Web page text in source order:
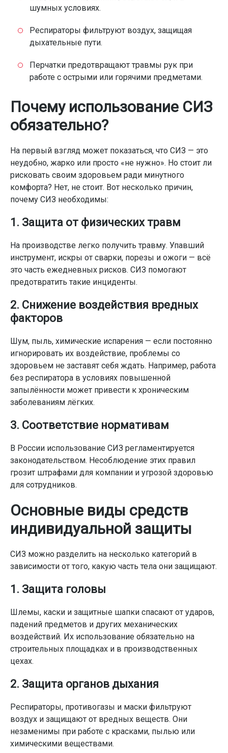
шумных условиях.
Респираторы фильтруют воздух, защищая
дыхательные пути.
Перчатки предотвращают травмы рук при
работе с острыми или горячими предметами.
Почему использование СИЗ
обязательно?
На первый взгляд может показаться, что СИЗ — это
неудобно, жарко или просто «не нужно». Но стоит ли
рисковать своим здоровьем ради минутного
комфорта? Нет, не стоит. Вот несколько причин,
почему СИЗ необходимы:
1. Защита от физических травм
На производстве легко получить травму. Упавший
инструмент, искры от сварки, порезы и ожоги — всё
это часть ежедневных рисков. СИЗ помогают
предотвратить такие инциденты.
2. Снижение воздействия вредных
факторов
Шум, пыль, химические испарения — если постоянно
игнорировать их воздействие, проблемы со
здоровьем не заставят себя ждать. Например, работа
без респиратора в условиях повышенной
запылённости может привести к хроническим
заболеваниям лёгких.
3. Соответствие нормативам
В России использование СИЗ регламентируется
законодательством. Несоблюдение этих правил
грозит штрафами для компании и угрозой здоровью
для сотрудников.
Основные виды средств
индивидуальной защиты
СИЗ можно разделить на несколько категорий в
зависимости от того, какую часть тела они защищают.
1. Защита головы
Шлемы, каски и защитные шапки спасают от ударов,
падений предметов и других механических
воздействий. Их использование обязательно на
строительных площадках и в производственных
цехах.
2. Защита органов дыхания
Респираторы, противогазы и маски фильтруют
воздух и защищают от вредных веществ. Они
незаменимы при работе с красками, пылью или
химическими веществами.